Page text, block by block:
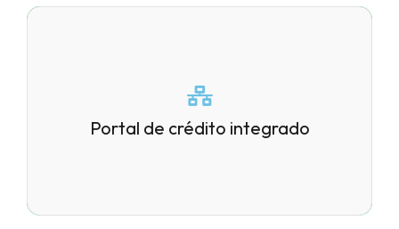
Portal de crédito integrado
Visualização de limites, antecipações
mesma plataforma.